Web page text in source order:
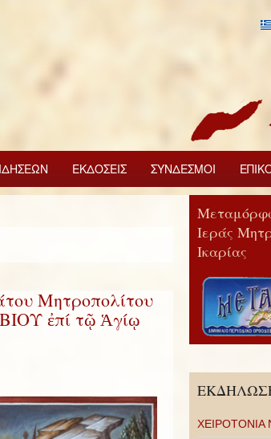
ΕΚΔΟΣΕΙΣ ΣΥΝΔΕΣΜΟΙ
Μητροπολίτου
ἐπί τῷ Ἁγίῳ
Ιεράς
Ικαρίας